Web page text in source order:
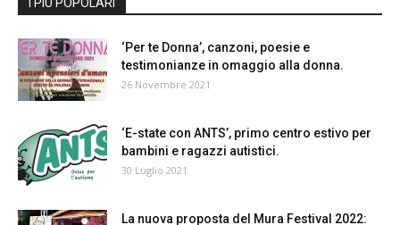
‘Per te Donna’, canzoni, poesie e
testimonianze in omaggio alla donna.
26 Novembre 2021
‘E-state con ANTS’, primo centro estivo per
bambini e ragazzi autistici.
30 Luglio 2021
La nuova proposta del Mura Festival 2022: